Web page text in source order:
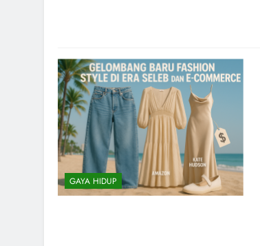
GAYA HIDUP